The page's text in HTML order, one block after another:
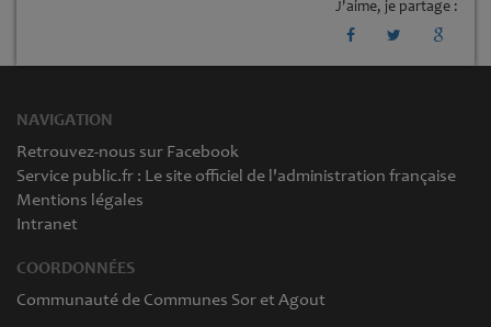
J'aime, je partage :
NAVIGATION
Retrouvez-nous sur Facebook
Service public.fr : Le site officiel de l'administration française
Mentions légales
Intranet
COORDONNÉES
Communauté de Communes Sor et Agout